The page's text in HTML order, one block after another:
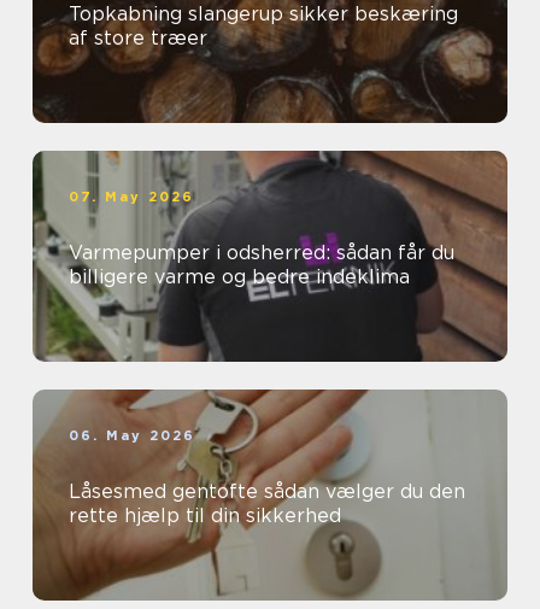
Topkabning slangerup sikker beskæring
af store træer
07. May 2026
Varmepumper i odsherred: sådan får du
billigere varme og bedre indeklima
06. May 2026
Låsesmed gentofte sådan vælger du den
rette hjælp til din sikkerhed